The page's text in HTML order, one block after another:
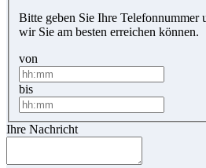
Bitte geben Sie Ihre Telefonnummer
wir Sie am besten erreichen können.
von
bis
Ihre Nachricht